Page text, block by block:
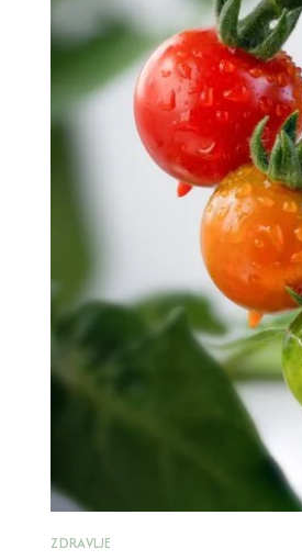
ZDRAVLJE